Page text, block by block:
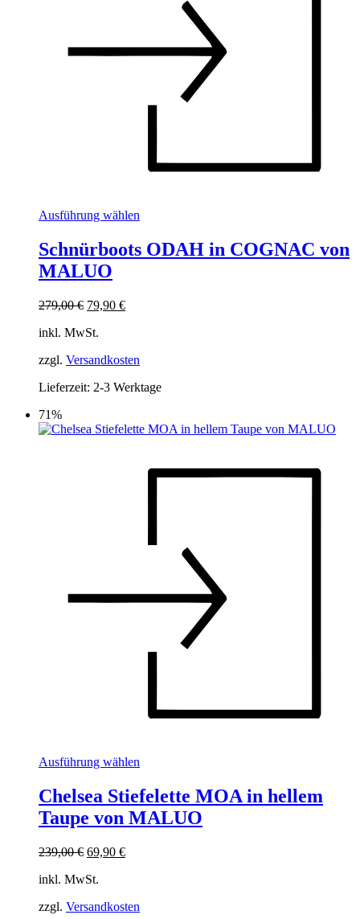
Ausführung wählen
weist
mehrere
gewählt
Schnürboots ODAH in COGNAC von
MALUO
279,00€ Ursprünglicher
war:
79,90 €Aktueller
inkl. MwSt.
zzgl. Versandkosten
Lieferzeit: 2-3 Werktage
71%
Ausführung wählen
weist
mehrere
Varianten
Chelsea Stiefelette MOA in hellem
Taupe von MALUO
239,00€ Ursprünglicher
war:
69,90 €Aktueller
inkl. MwSt.
zzgl. Versandkosten